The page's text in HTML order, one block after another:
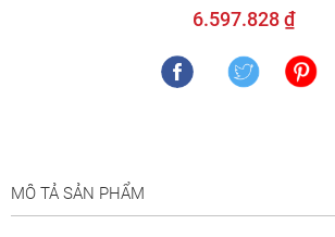
6.597.828 ₫
MÔ TẢ SẢN PHẨM